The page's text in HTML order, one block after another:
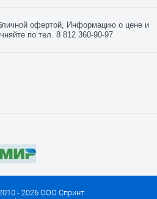
офертой, Информацию о цене и
по тел. 8 812 360-90-97
- 2026 ООО Спринт